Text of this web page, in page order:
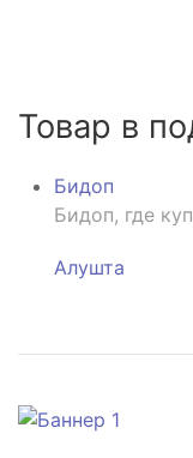
Товар в
Бидоп
Бидоп, где
Алушта